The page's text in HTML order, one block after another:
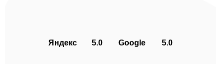
Яндекс 5.0 Google 5.0